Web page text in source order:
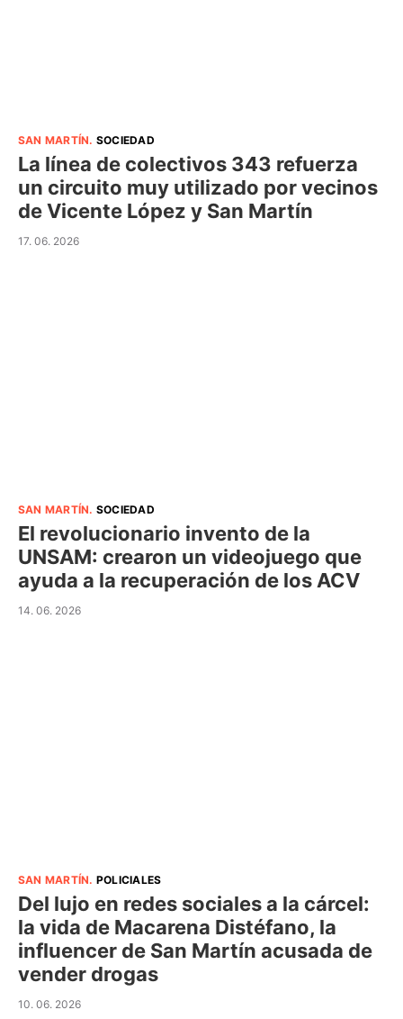
SAN MARTÍN. SOCIEDAD
La línea de colectivos 343 refuerza
un circuito muy utilizado por vecinos
de Vicente López y San Martín
17. 06. 2026
SAN MARTÍN. SOCIEDAD
El revolucionario invento de la
UNSAM: crearon un videojuego que
ayuda a la recuperación de los ACV
14. 06. 2026
SAN MARTÍN. POLICIALES
Del lujo en redes sociales a la cárcel:
la vida de Macarena Distéfano, la
influencer de San Martín acusada de
vender drogas
10. 06. 2026